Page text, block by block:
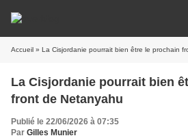
Accueil » La Cisjordanie pourrait bien être le prochain
La Cisjordanie pourrait bien
front de Netanyahu
Publié le 22/06/2026 à 07:35
Par Gilles Munier